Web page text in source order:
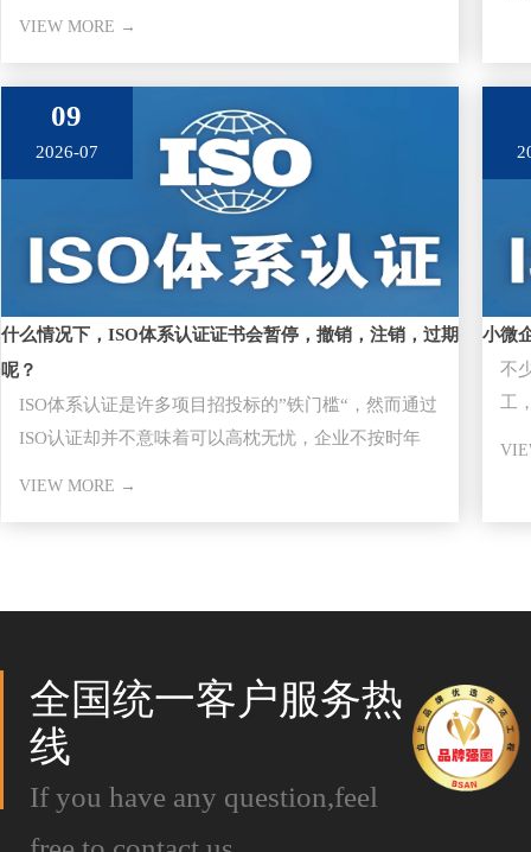
VIEW MORE →
09
2026-07
什么情况下，ISO体系认证证书会暂停，撤销，注销，过期
呢？
ISO体系认证是许多项目招投标的”铁门槛“，然而通过
ISO认证却并不意味着可以高枕无忧，企业不按时年
VIEW MORE →
小微
不
工
全国统一客户服务热
线
If you have any question,feel